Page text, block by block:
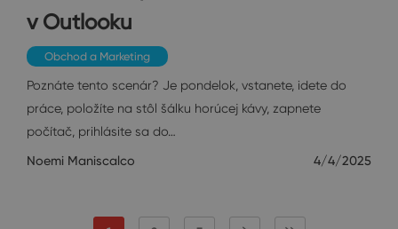
v Outlooku
Obchod a Marketing
Poznáte tento scenár? Je pondelok, vstanete, idete do
práce, položíte na stôl šálku horúcej kávy, zapnete
počítač, prihlásite sa do…
Noemi Maniscalco 4/4/2025